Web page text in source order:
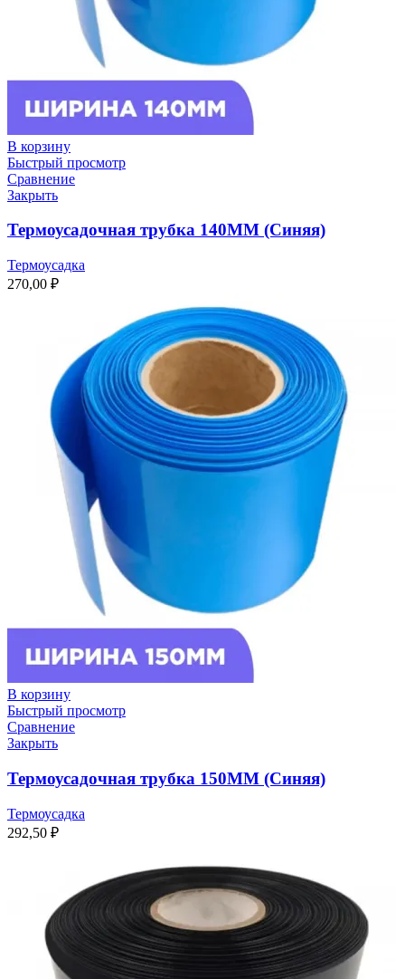
В корзину
Быстрый просмотр
Сравнение
Закрыть
Термоусадочная трубка 140ММ (Синяя)
Термоусадка
270,00 ₽
В корзину
Быстрый просмотр
Сравнение
Закрыть
Термоусадочная трубка 150ММ (Синяя)
Термоусадка
292,50 ₽